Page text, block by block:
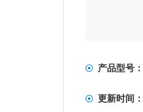
产品型号：
更新时间：